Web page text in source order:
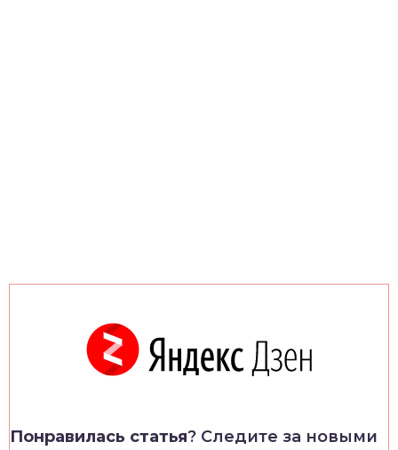
Понравилась статья? Следите за новыми